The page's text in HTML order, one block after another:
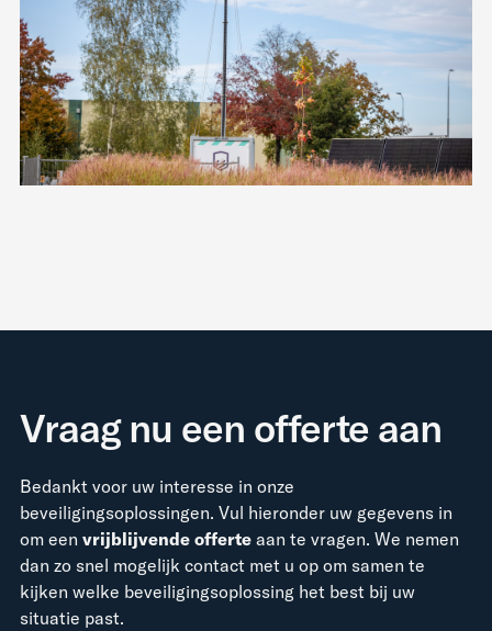
Vraag nu een offerte aan
Bedankt voor uw interesse in onze
beveiligingsoplossingen. Vul hieronder uw gegevens in
om een vrijblijvende offerteaan te vragen. We nemen
dan zo snel mogelijk contact met u op om samen te
kijken welke beveiligingsoplossing het best bij uw
situatie past.